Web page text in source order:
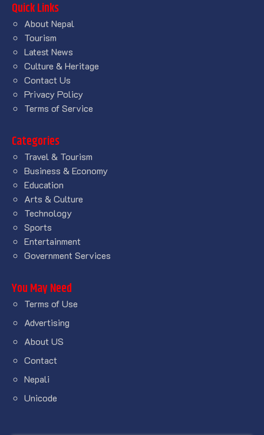
Quick Links
About Nepal
Tourism
Latest News
Culture & Heritage
Contact Us
Privacy Policy
Terms of Service
Categories
Travel & Tourism
Business & Economy
Education
Arts & Culture
Technology
Sports
Entertainment
Government Services
You May Need
Terms of Use
Advertising
About US
Contact
Nepali
Unicode